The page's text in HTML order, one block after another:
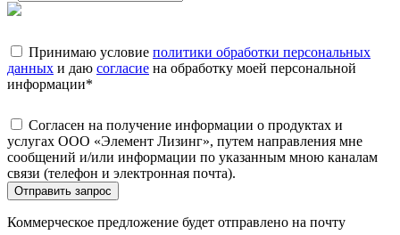
Принимаю условие политики обработки персональных
данных и даю согласие на обработку моей персональной
информации*
Согласен на получение информации о продуктах и
услугах ООО «Элемент Лизинг», путем направления мне
сообщений и/или информации по указанным мною каналам
связи (телефон и электронная почта).
Отправить запрос
Коммерческое предложение будет отправлено на почту